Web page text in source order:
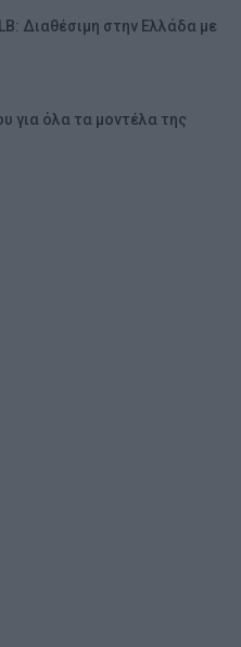
Διαθέσιμη στην Ελλάδα με
για όλα τα μοντέλα της